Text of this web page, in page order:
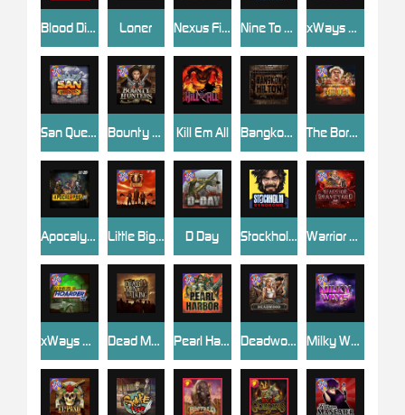
Kill Em All
Blood Diamond Nexus Fire In The Hole xBomb
Dead Men Walking
Stockholm Syndrome
Apocalypse Super xNudge
Bangkok Hilton
Loner xWays Hoarder 2
Nine To Five
Bounty Hunters xNudge®
Warrior Graveyard xNudge
Little Bighorn
San Quentin xWays
Deadwood xNudge Milky Ways
Pearl Harbor
xWays Hoarder xSplit
D Day
The Border